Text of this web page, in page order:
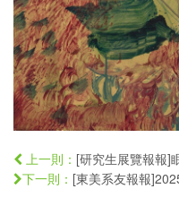
上一則： [研究生展覽報報]
下一則： [東美系友報報